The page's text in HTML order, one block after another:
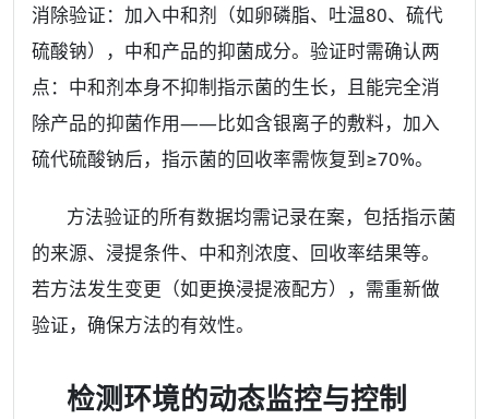
消除验证：加入中和剂（如卵磷脂、吐温80、硫代
硫酸钠），中和产品的抑菌成分。验证时需确认两
点：中和剂本身不抑制指示菌的生长，且能完全消
除产品的抑菌作用——比如含银离子的敷料，加入
硫代硫酸钠后，指示菌的回收率需恢复到≥70%。
方法验证的所有数据均需记录在案，包括指示菌
的来源、浸提条件、中和剂浓度、回收率结果等。
若方法发生变更（如更换浸提液配方），需重新做
验证，确保方法的有效性。
检测环境的动态监控与控制